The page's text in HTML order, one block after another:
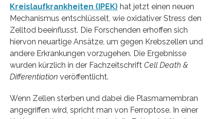
Kreislaufkrankheiten (IPEK) hat jetzt einen neuen
Mechanismus entschlüsselt, wie oxidativer Stress den
Zelltod beeinflusst. Die Forschenden erhoffen sich
hiervon neuartige Ansätze, um gegen Krebszellen und
andere Erkrankungen vorzugehen. Die Ergebnisse
wurden kürzlich in der Fachzeitschrift Cell Death &
Differentiation veröffentlicht.
Wenn Zellen sterben und dabei die Plasmamembran
angegriffen wird, spricht man von Ferroptose. In einer